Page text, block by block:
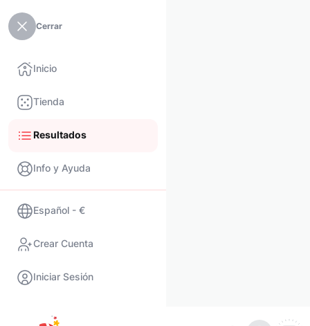
Cerrar
Inicio
Tienda
Resultados
Info y Ayuda
Español - €
Crear Cuenta
Iniciar Sesión